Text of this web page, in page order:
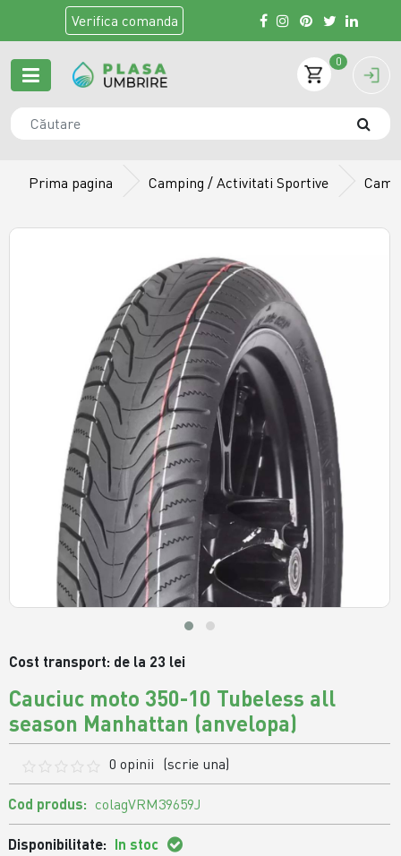
Verifica comanda
0
Prima pagina Camping / Activitati Sportive
Cost transport: de la 23 lei
Cauciuc moto 350-10 Tubeless all
season Manhattan (anvelopa)
0 opinii (scrie una)
Cod produs: colagVRM39659J
Disponibilitate: In stoc